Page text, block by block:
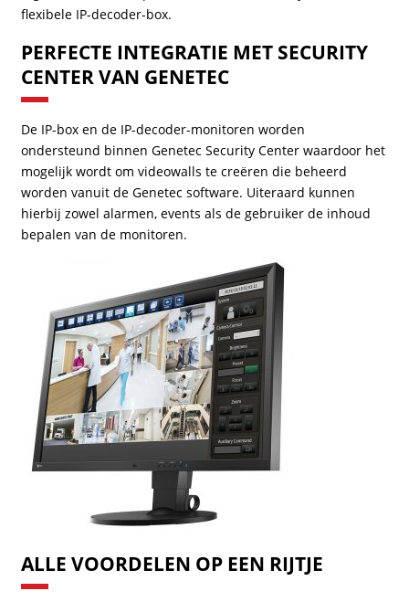
flexibele IP-decoder-box.
PERFECTE INTEGRATIE MET SECURITY
CENTER VAN GENETEC
De IP-box en de IP-decoder-monitoren worden
ondersteund binnen Genetec Security Center waardoor het
mogelijk wordt om videowalls te creëren die beheerd
worden vanuit de Genetec software. Uiteraard kunnen
hierbij zowel alarmen, events als de gebruiker de inhoud
bepalen van de monitoren.
ALLE VOORDELEN OP EEN RIJTJE